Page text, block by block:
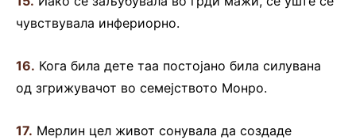
чувствувала инфериорно.
16. Кога била дете таа постојано била силувана
од згрижувачот во семејството Монро.
17. Мерлин цел живот сонувала да создаде